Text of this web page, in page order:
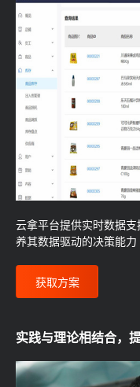
云拿平台提供实时数据
养其数据驱动的决策能力
获取方案
实践与理论相结合，